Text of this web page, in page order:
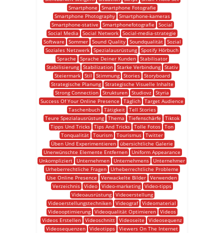
Smartphone
Smartphone Fotografie
Smartphone Photography
Smartphone-kameras
Smartphone-stative
Smartphonefotografie
Social
Social Media
Social Network Social-media-strategie
Software
Sommer Sound Quality Soundqualität
Sozial
Soziales Netzwerk Spezialausrüstung Spotify Hörbuch
Sprache
Sprache Deiner Kunden
Stabilisator
Stabilisierung
Stabilization Starke Verbindung
Stativ
Steiermark
Stil Stimmung Stories
Storyboard
Strategische Planung
Strategische Visuelle Inhalte
Strong Connection Strukturen Studiovz Styria
Success Of Your Online Presence
Täglich Target Audience
Taschenbuch
Tätigkeit
Tell Stories
Teure Spezialausrüstung
Thema Tiefenschärfe
Tiktok
Tipps Und Tricks Tips And Tricks Tolle Fotos Ton
Tonqualität Tourism Tourismus Twitter
Üben Und Experimentieren übersichtliche Galerie
Unerwünschte Elemente Entfernen
Uniform Appearance
Unkompliziert
Unternehmen Unternehmens
Unternehmer
Urheberrechtliche Fragen
Urheberrechtliche Probleme
Use Online Presence
Verwackelte Bilder Verwenden
Verzeichnis Video Video-marketing Video-tipps
Videoausrüstung
Videoerstellung
Videoerstellungstechniken Videograf Videomaterial
Videooptimierung Videoqualität Optimieren Videos
Videos Erstellen Videoschnitt Videoseite
Videosequenz
Videosequenzen Videotipps Viewers On The Internet